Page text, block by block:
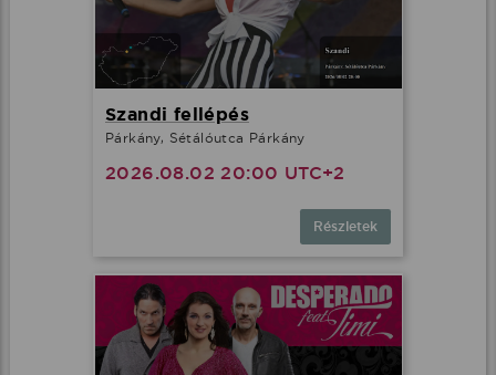
Szandi fellépés
Párkány, Sétálóutca Párkány
2026.08.02 20:00 UTC+2
Részletek